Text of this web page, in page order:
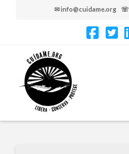
✉ info@cuidame.org ☏